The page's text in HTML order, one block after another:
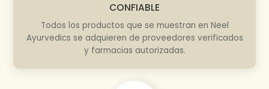
CONFIABLE
Todos los productos que se muestran en Neel
Ayurvedics se adquieren de proveedores verificados
y farmacias autorizadas.